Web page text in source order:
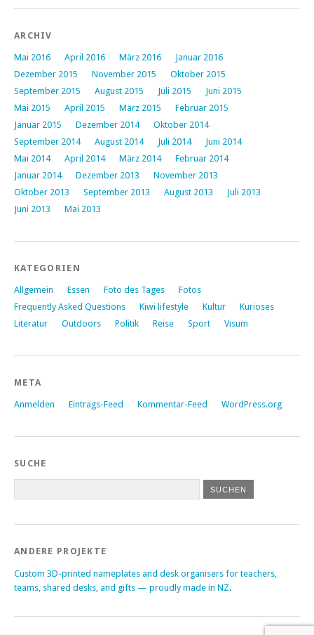
ARCHIV
Mai 2016 April 2016 März 2016
Januar 2016
Dezember 2015
November 2015
Oktober 2015
September 2015
August 2015 Juli 2015
Juni 2015
Mai 2015
April 2015 März 2015
Februar 2015
Januar 2015
Dezember 2014
Oktober 2014
September 2014
August 2014 Juli 2014
Juni 2014
Mai 2014
April 2014 März 2014
Februar 2014
Januar 2014
Dezember 2013
November 2013
Oktober 2013
September 2013 August 2013
Juli 2013
Juni 2013
Mai 2013
KATEGORIEN
Allgemein Essen Foto des Tages
Fotos
Frequently Asked Questions
Kiwi lifestyle Kultur
Kurioses
Literatur
Outdoors Politik Reise Sport Visum
META
Anmelden Eintrags-Feed Kommentar-Feed WordPress.org
SUCHE
ANDERE PROJEKTE
Custom 3D-printed nameplates and desk organisers for teachers,
teams, shared desks, and gifts — proudly made in NZ.